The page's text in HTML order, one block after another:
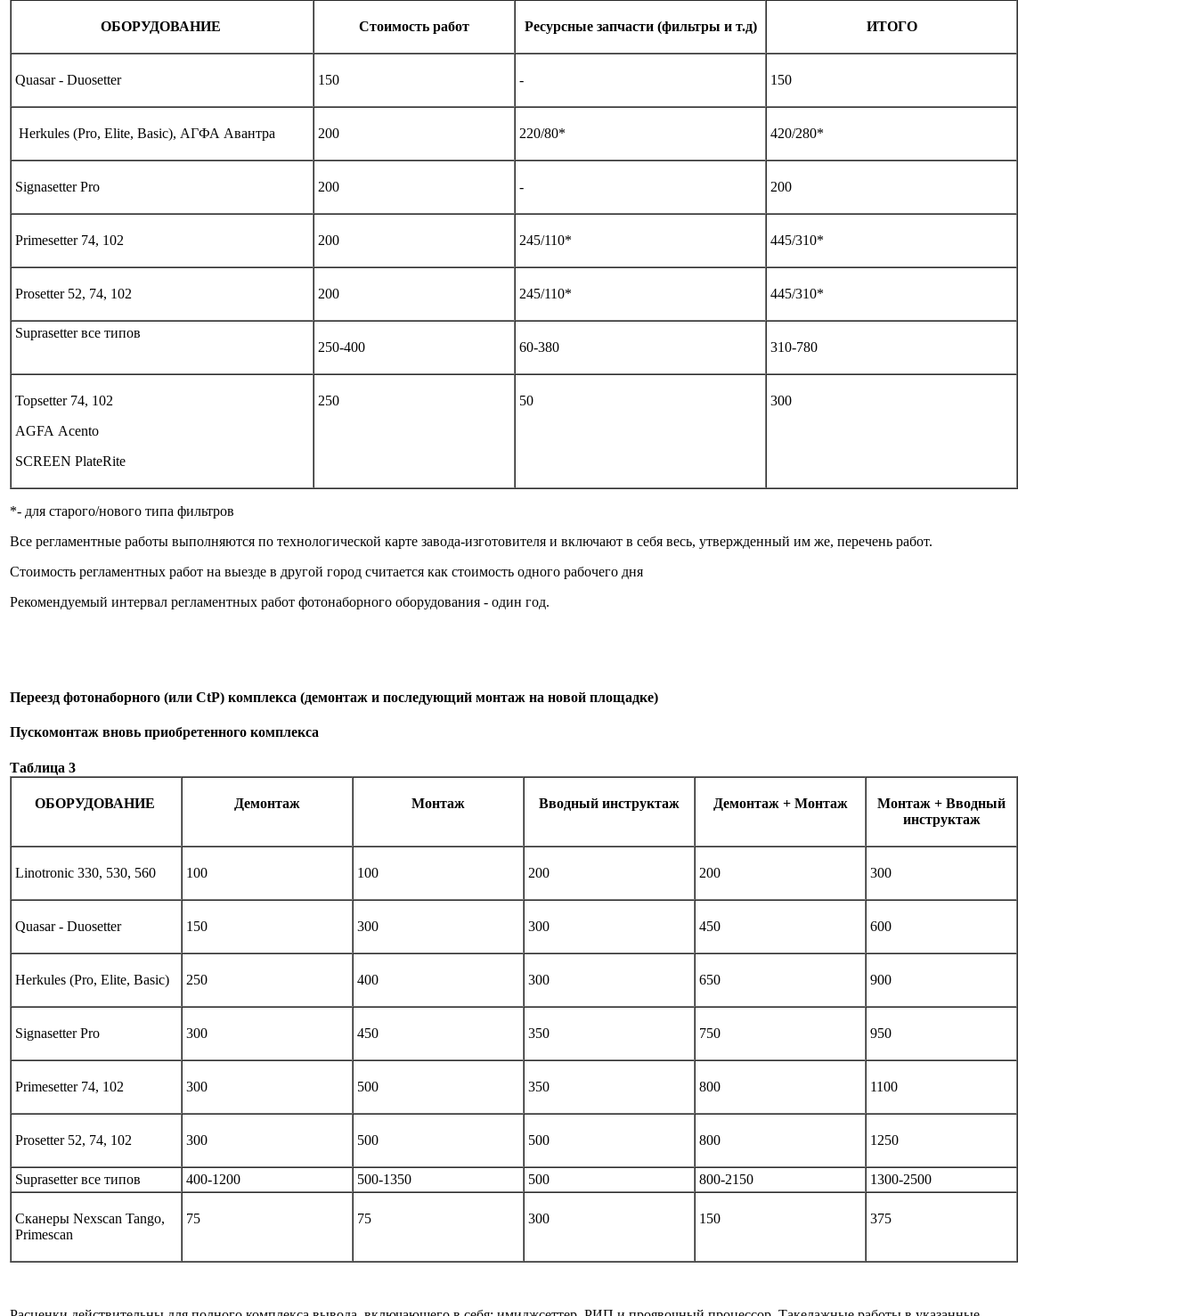
ОБОРУДОВАНИЕ Стоимость работ Ресурсные запчасти (фильтры и т.д) ИТОГО
Quasar - Duosetter 150 - 150
Herkules (Pro, Elite, Basic), АГФА Авантра 200 220/80* 420/280*
Signasetter Pro 200 - 200
Primesetter 74, 102 200 245/110* 445/310*
Prosetter 52, 74, 102 200 245/110* 445/310*
Suprasetter все типов
250-400
60-380 310-780
Topsetter 74, 102
AGFA Acento
SCREEN PlateRite
250 50 300
*- для старого/нового типа фильтров
Все регламентные работы выполняются по технологической карте завода-изготовителя и включают в себя весь, утвержденный им же, перечень работ.
Стоимость регламентных работ на выезде в другой город считается как стоимость одного рабочего дня
Рекомендуемый интервал регламентных работ фотонаборного оборудования - один год.
Переезд фотонаборного (или CtP) комплекса (демонтаж и последующий монтаж на новой площадке)
Пускомонтаж вновь приобретенного комплекса
Таблица 3
ОБОРУДОВАНИЕ Демонтаж Монтаж Вводный инструктаж Демонтаж + Монтаж
Монтаж + Вводный
инструктаж
Linotronic 330, 530, 560 100 100 200 200 300
Quasar - Duosetter 150 300 300 450 600
Herkules (Pro, Elite, Basic) 250 400 300 650 900
Signasetter Pro 300 450 350 750 950
Primesetter 74, 102 300 500 350 800 1100
Prosetter 52, 74, 102 300 500 500 800 1250
Suprasetter все типов 400-1200 500-1350 500 800-2150 1300-2500
Сканеры Nexscan Tango,
Primescan
75 75 300 150 375